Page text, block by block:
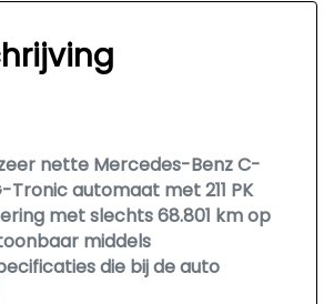
achter
camera
nette Mercedes-Benz C-
Tronic automaat met 211 PK
met slechts 68.801 km op
middels
die bij de auto